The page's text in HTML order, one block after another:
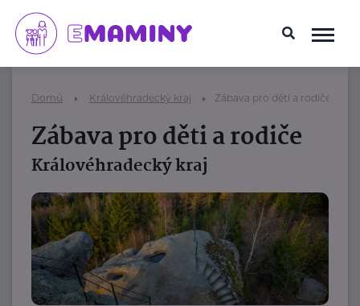
Domů Královéhradecký kraj Zábava pro děti a rodiče
Zábava pro děti a rodiče
Královéhradecký kraj